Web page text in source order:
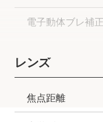
テ
ィ
説
明
パ
テ
電子動体ブレ補正
レンズ
プ
ロ
プ
焦点距離